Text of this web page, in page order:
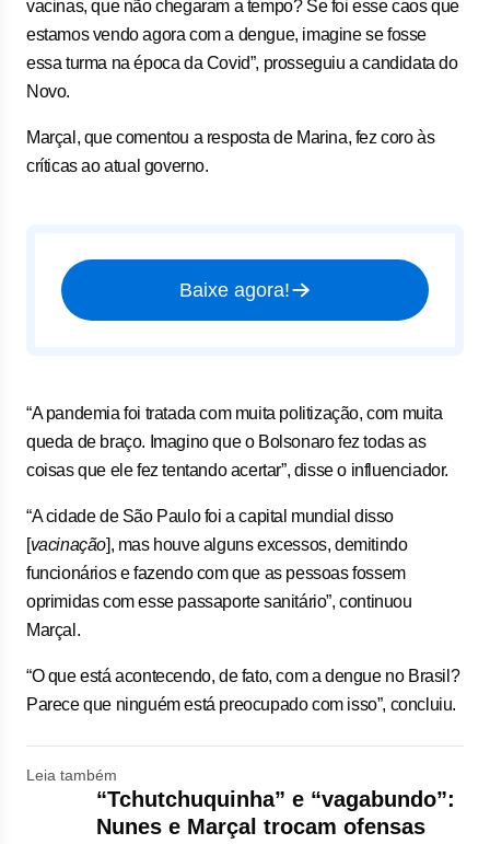
vacinas, que não chegaram a tempo? Se foi esse caos que
estamos vendo agora com a dengue, imagine se fosse
essa turma na época da Covid”, prosseguiu a candidata do
Novo.
Marçal, que comentou a resposta de Marina, fez coro às
críticas ao atual governo.
Baixe agora!
“A pandemia foi tratada com muita politização, com muita
queda de braço. Imagino que o Bolsonaro fez todas as
coisas que ele fez tentando acertar”, disse o influenciador.
“A cidade de São Paulo foi a capital mundial disso
[vacinação], mas houve alguns excessos, demitindo
funcionários e fazendo com que as pessoas fossem
oprimidas com esse passaporte sanitário”, continuou
Marçal.
“O que está acontecendo, de fato, com a dengue no Brasil?
Parece que ninguém está preocupado com isso”, concluiu.
Leia também
“Tchutchuquinha” e “vagabundo”:
Nunes e Marçal trocam ofensas